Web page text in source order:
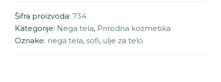
Šifra proizvoda: 734
Kategorije: Nega tela, Prirodna kozmetika
Oznake: nega tela, sofi, ulje za telo